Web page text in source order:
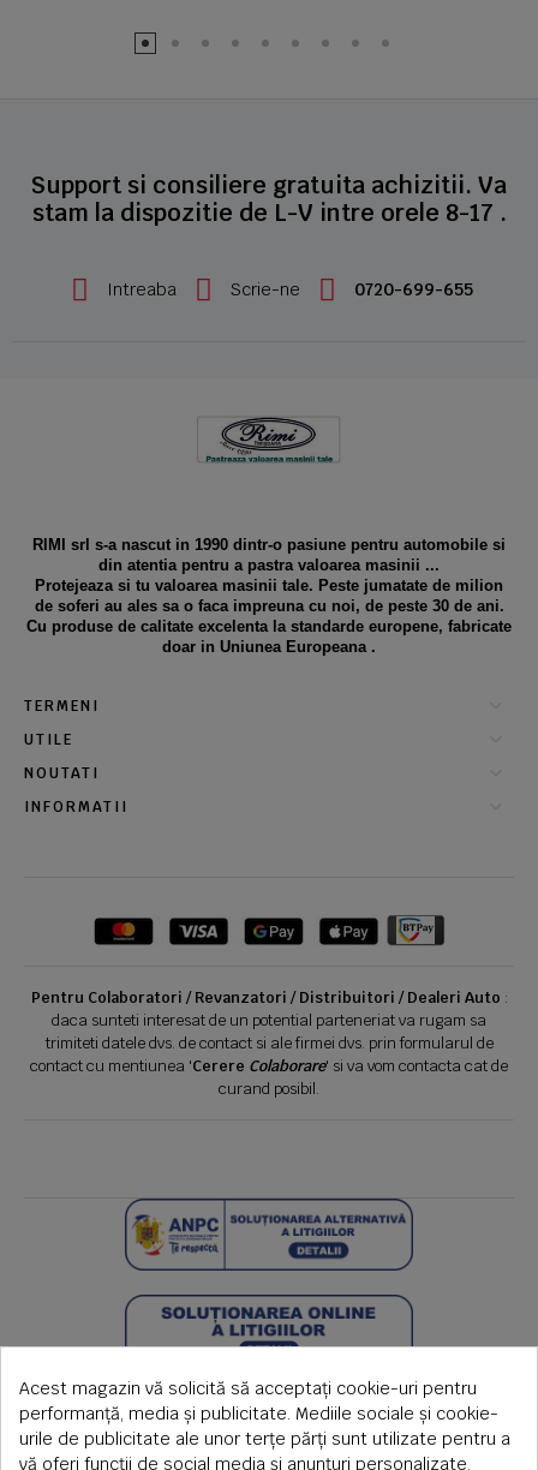
Support si consiliere gratuita achizitii. Va
stam la dispozitie de L-V intre orele 8-17 .
Intreaba Scrie-ne 0720-699-655
RIMI srl s-a nascut in 1990 dintr-o pasiune pentru automobile si
din atentia pentru a pastra valoarea masinii ...
Protejeaza si tu valoarea masinii tale. Peste jumatate de milion
de soferi au ales sa o faca impreuna cu noi, de peste 30 de ani.
Cu produse de calitate excelenta la standarde europene, fabricate
doar in Uniunea Europeana .
TERMENI
UTILE
NOUTATI
INFORMATII
Pentru Colaboratori / Revanzatori / Distribuitori / Dealeri Auto :
daca sunteti interesat de un potential parteneriat va rugam sa
trimiteti datele dvs. de contact si ale firmei dvs. prin formularul de
contact cu mentiunea 'Cerere Colaborare' si va vom contacta cat de
curand posibil.
Acest magazin vă solicită să acceptați cookie-uri pentru
performanță, media și publicitate. Mediile sociale și cookie-
urile de publicitate ale unor terțe părți sunt utilizate pentru a
vă oferi funcții de social media și anunțuri personalizate.